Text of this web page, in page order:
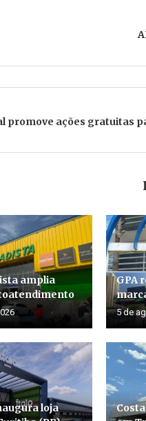
promove ações gratuitas
amplia
GPA
5 de
loja